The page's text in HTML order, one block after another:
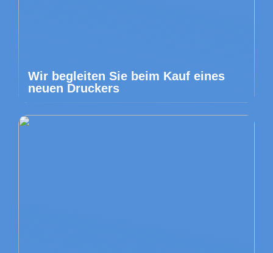
Wir begleiten Sie beim Kauf eines
neuen Druckers